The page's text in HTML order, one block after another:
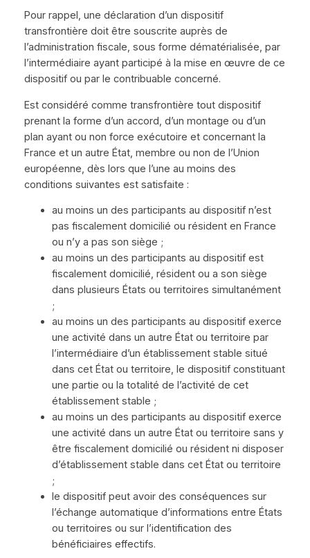
Pour rappel, une déclaration d’un dispositif
transfrontière doit être souscrite auprès de
l’administration fiscale, sous forme dématérialisée, par
l’intermédiaire ayant participé à la mise en œuvre de ce
dispositif ou par le contribuable concerné.
Est considéré comme transfrontière tout dispositif
prenant la forme d’un accord, d’un montage ou d’un
plan ayant ou non force exécutoire et concernant la
France et un autre État, membre ou non de l’Union
européenne, dès lors que l’une au moins des
conditions suivantes est satisfaite :
au moins un des participants au dispositif n’est
pas fiscalement domicilié ou résident en France
ou n’y a pas son siège ;
au moins un des participants au dispositif est
fiscalement domicilié, résident ou a son siège
dans plusieurs États ou territoires simultanément
;
au moins un des participants au dispositif exerce
une activité dans un autre État ou territoire par
l’intermédiaire d’un établissement stable situé
dans cet État ou territoire, le dispositif constituant
une partie ou la totalité de l’activité de cet
établissement stable ;
au moins un des participants au dispositif exerce
une activité dans un autre État ou territoire sans y
être fiscalement domicilié ou résident ni disposer
d’établissement stable dans cet État ou territoire
;
le dispositif peut avoir des conséquences sur
l’échange automatique d’informations entre États
ou territoires ou sur l’identification des
bénéficiaires effectifs.